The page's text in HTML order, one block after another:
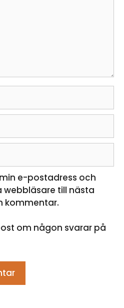
e-postadress och
till nästa
kommentar.
om någon svarar på